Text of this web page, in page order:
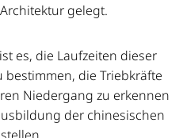
gelegt.
es, die Laufzeiten dieser
die Triebkräfte
Niedergang zu erkennen
der chinesischen